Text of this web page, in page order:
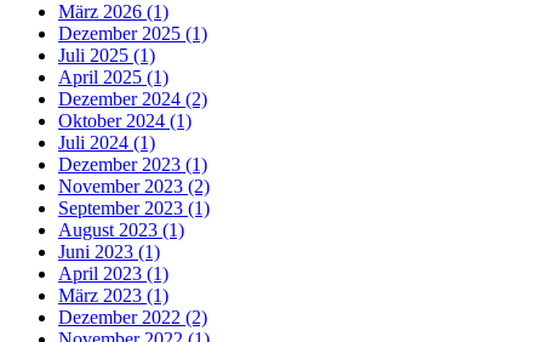
März 2026 (1)
Dezember 2025 (1)
Juli 2025 (1)
April 2025 (1)
Dezember 2024 (2)
Oktober 2024 (1)
Juli 2024 (1)
Dezember 2023 (1)
November 2023 (2)
September 2023 (1)
August 2023 (1)
Juni 2023 (1)
April 2023 (1)
März 2023 (1)
Dezember 2022 (2)